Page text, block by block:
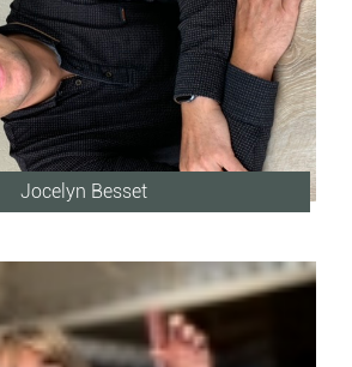
Jocelyn Besset